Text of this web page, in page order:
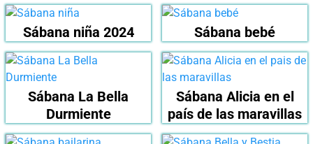
Sábana niña 2024 Sábana bebé
Sábana La Bella
Durmiente
Sábana Alicia en el
país de las maravillas